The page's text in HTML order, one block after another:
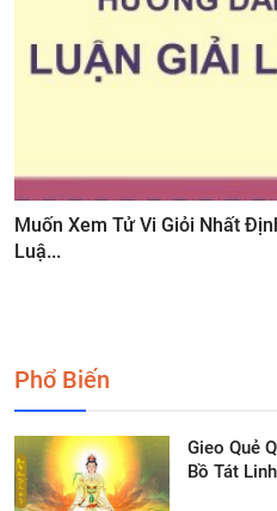
Muốn Xem Tử Vi Giỏi Nhất
Luậ...
Phổ Biến
Gieo Quẻ
Bồ Tát